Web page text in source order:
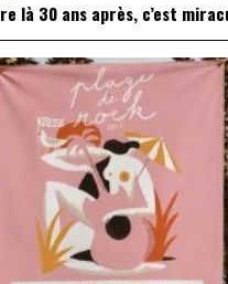
là 30 ans après, c’est